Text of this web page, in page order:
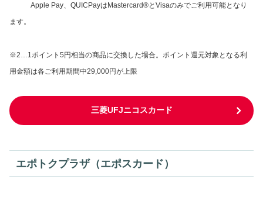
Apple Pay、QUICPayはMastercard®とVisaのみでご利用可能となり
ます。
※2…1ポイント5円相当の商品に交換した場合。ポイント還元対象となる利
用金額は各ご利用期間中29,000円が上限
三菱UFJニコスカード
エポトクプラザ（エポスカード）